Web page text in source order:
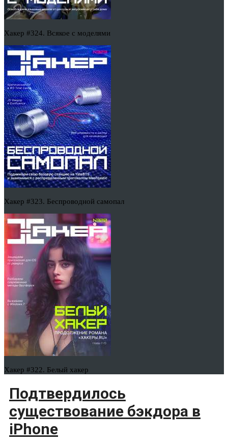
Хакер #324. Всякое с моделями
Хакер #323. Беспроводной самопал
Хакер #322. Белый хакер
Подтвердилось
существование бэкдора в
iPhone